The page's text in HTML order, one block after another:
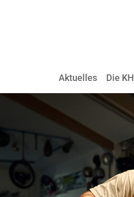
Aktuelles Die KH